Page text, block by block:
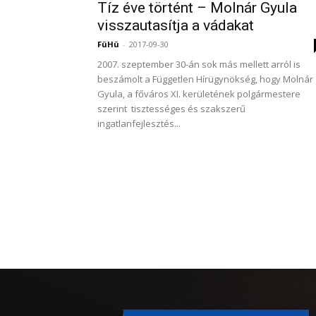
Tíz éve történt – Molnár Gyula
visszautasítja a vádakat
FüHü - 2017-09-30
2007. szeptember 30-án sok más mellett arról is
beszámolt a Független Hírügynökség, hogy Molnár
Gyula, a főváros XI. kerületének polgármestere
szerint tisztességes és szakszerű
ingatlanfejlesztés...